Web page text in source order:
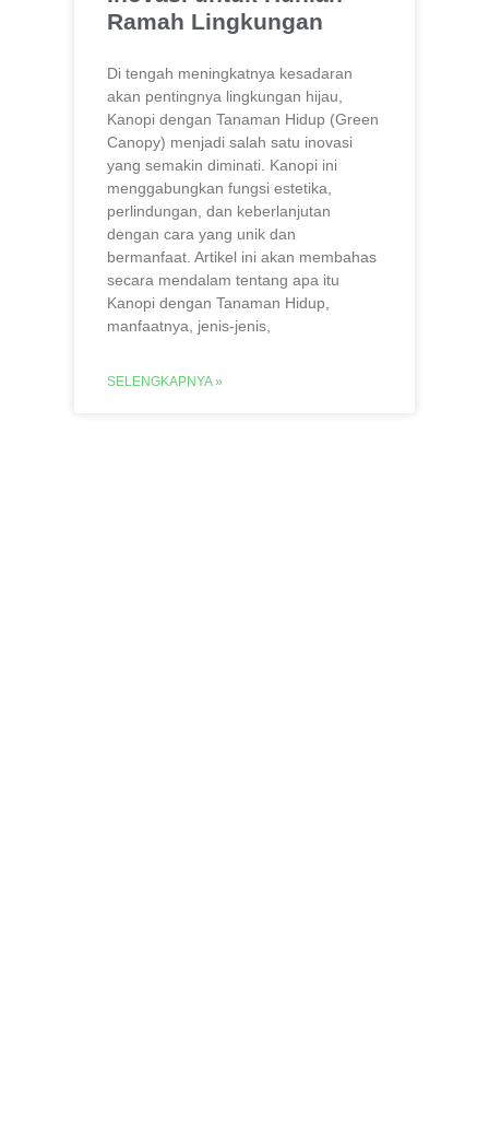
Ramah Lingkungan
Di tengah meningkatnya kesadaran
akan pentingnya lingkungan hijau,
Kanopi dengan Tanaman Hidup (Green
Canopy) menjadi salah satu inovasi
yang semakin diminati. Kanopi ini
menggabungkan fungsi estetika,
perlindungan, dan keberlanjutan
dengan cara yang unik dan
bermanfaat. Artikel ini akan membahas
secara mendalam tentang apa itu
Kanopi dengan Tanaman Hidup,
manfaatnya, jenis-jenis,
SELENGKAPNYA »